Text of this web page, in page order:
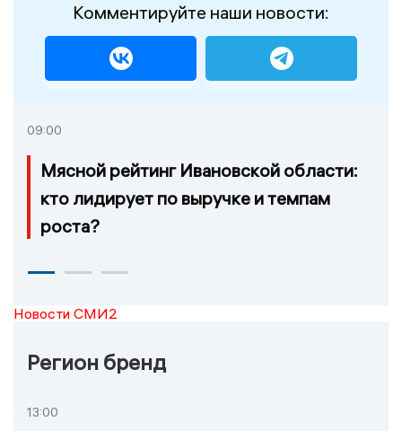
Комментируйте наши новости:
09:00
Мясной рейтинг Ивановской области:
кто лидирует по выручке и темпам
роста?
Новости СМИ2
Регион бренд
13:00